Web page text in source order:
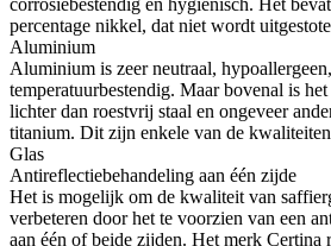
corrosiebestendig en hygiënisch. Het
percentage nikkel, dat niet wordt
Aluminium
Aluminium is zeer neutraal,
temperatuurbestendig. Maar bovenal is
lichter dan roestvrij staal en ongeveer
titanium. Dit zijn enkele van de
Glas
Antireflectiebehandeling aan één zijde
Het is mogelijk om de kwaliteit van
verbeteren door het te voorzien van een
aan één of beide zijden. Het merk Certina